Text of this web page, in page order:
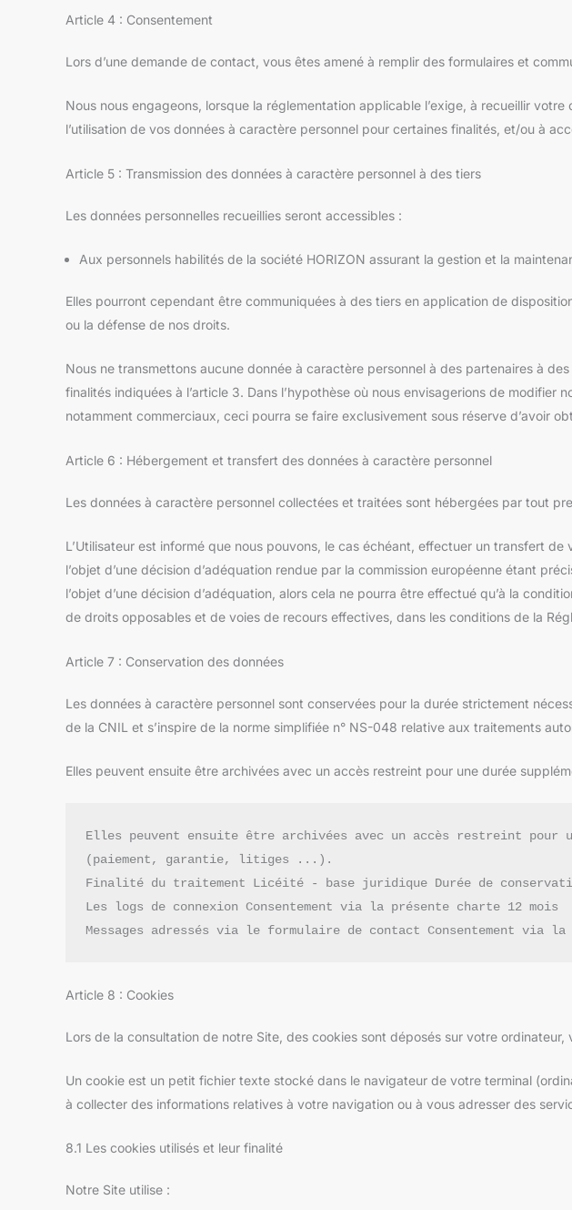
Article 4 : Consentement
Lors d’une demande de contact, vous êtes amené à remplir des formulaires et
Nous nous engageons, lorsque la réglementation applicable l’exige, à recueillir
l’utilisation de vos données à caractère personnel pour certaines finalités, et/ou à
Article 5 : Transmission des données à caractère personnel à des tiers
Les données personnelles recueillies seront accessibles :
Aux personnels habilités de la société HORIZON assurant la gestion et la
Elles pourront cependant être communiquées à des tiers en application de
ou la défense de nos droits.
Nous ne transmettons aucune donnée à caractère personnel à des partenaires à
finalités indiquées à l’article 3. Dans l’hypothèse où nous envisagerions de
notamment commerciaux, ceci pourra se faire exclusivement sous réserve d’avoir
Article 6 : Hébergement et transfert des données à caractère personnel
Les données à caractère personnel collectées et traitées sont hébergées par tout
L’Utilisateur est informé que nous pouvons, le cas échéant, effectuer un transfert
l’objet d’une décision d’adéquation rendue par la commission européenne étant
l’objet d’une décision d’adéquation, alors cela ne pourra être effectué qu’à la
de droits opposables et de voies de recours effectives, dans les conditions de la
Article 7 : Conservation des données
Les données à caractère personnel sont conservées pour la durée strictement
de la CNIL et s’inspire de la norme simplifiée n° NS-048 relative aux traitements
Elles peuvent ensuite être archivées avec un accès restreint pour une durée
Elles peuvent ensuite être archivées avec un accès restreint
(paiement, garantie, litiges ...).
Finalité du traitement Licéité - base juridique Durée de
Les logs de connexion Consentement via la présente charte 12 mois
Messages adressés via le formulaire de contact Consentement via
Article 8 : Cookies
Lors de la consultation de notre Site, des cookies sont déposés sur votre
Un cookie est un petit fichier texte stocké dans le navigateur de votre terminal
à collecter des informations relatives à votre navigation ou à vous adresser des
8.1 Les cookies utilisés et leur finalité
Notre Site utilise :